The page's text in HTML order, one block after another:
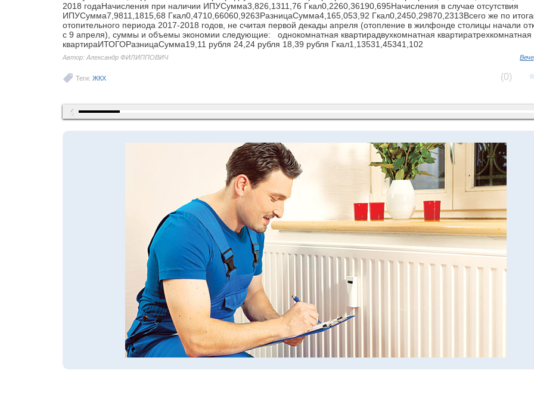
2018 годаНачисления при наличии ИПУСумма3,826,1311,76 Гкал0,2260,36190,695Начисления в случае отсутствия
ИПУСумма7,9811,1815,68 Гкал0,4710,66060,9263РазницаСумма4,165,053,92 Гкал0,2450,29870,2313Всего же по
отопительного периода 2017-2018 годов, не считая первой декады апреля (отопление в жилфонде столицы начали
с 9 апреля), суммы и объемы экономии следующие: однокомнатная квартирадвухкомнатная квартиратрехкомнатная
квартираИТОГОРазницаСумма19,11 рубля 24,24 рубля 18,39 рубля Гкал1,13531,45341,102
Автор: Александр ФИЛИППОВИЧ
Теги: ЖКХ (0)